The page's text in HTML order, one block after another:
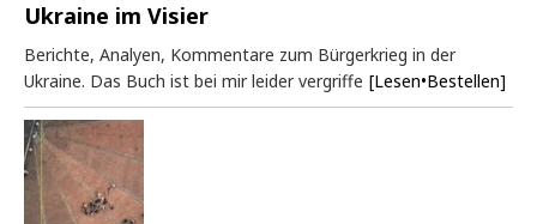
Ukraine im Visier
Berichte, Analyen, Kommentare zum Bürgerkrieg in der
Ukraine. Das Buch ist bei mir leider vergriffe [Lesen•Bestellen]